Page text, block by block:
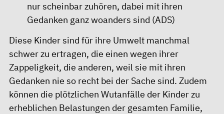
nur scheinbar zuhören, dabei mit ihren
Gedanken ganz woanders sind (ADS)
Diese Kinder sind für ihre Umwelt manchmal
schwer zu ertragen, die einen wegen ihrer
Zappeligkeit, die anderen, weil sie mit ihren
Gedanken nie so recht bei der Sache sind. Zudem
können die plötzlichen Wutanfälle der Kinder zu
erheblichen Belastungen der gesamten Familie,